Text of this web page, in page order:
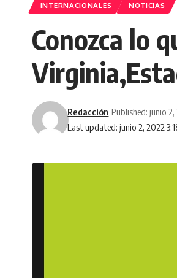
INTERNACIONALES NOTICIAS
Conozca lo
Last updated: junio 2, 2022
Redacción Published: junio 2,